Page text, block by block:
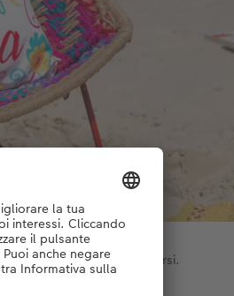
la possibilità di rilassarsi.